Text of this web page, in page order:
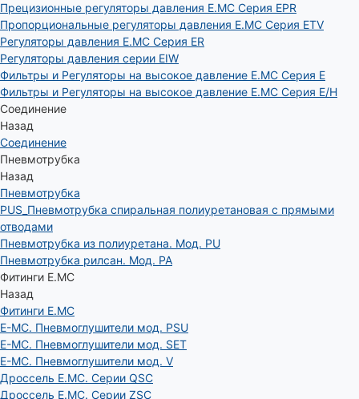
Прецизионные регуляторы давления E.MC Серия EPR
Пропорциональные регуляторы давления E.MC Серия ETV
Регуляторы давления E.MC Серия ER
Регуляторы давления серии EIW
Фильтры и Регуляторы на высокое давление E.MC Серия E
Фильтры и Регуляторы на высокое давление E.MC Серия E/H
Соединение
Назад
Соединение
Пневмотрубка
Назад
Пневмотрубка
PUS_Пневмотрубка спиральная полиуретановая с прямыми
отводами
Пневмотрубка из полиуретана. Мод. РU
Пневмотрубка рилсан. Мод. PA
Фитинги E.MC
Назад
Фитинги E.MC
E-MC. Пневмоглушители мод. PSU
E-MC. Пневмоглушители мод. SET
E-MC. Пневмоглушители мод. V
Дроссель E.MC. Серии QSC
Дроссель E.MC. Серии ZSC